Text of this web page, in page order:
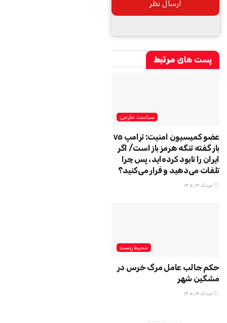
پست های مرتبط
سیاست خارجی
عضو کمیسیون امنیت: ترامپ ۷۵
بار گفته تنگه هرمز باز است/ اگر
ایران را نابود کرده‌اید، پس چرا
تلفات می‌دهید و فرار می‌کنید؟
مرداد ۱۴, ۱۴۰۵
محیط زیست
حکم جالب عامل مرگ خرس در
مشگین‌ شهر
مرداد ۱۴, ۱۴۰۵